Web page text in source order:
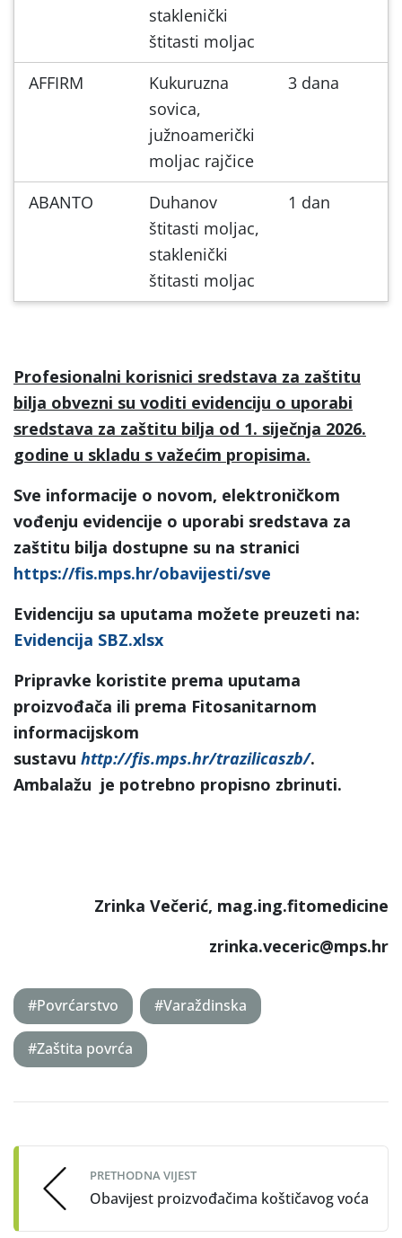
staklenički
štitasti moljac
AFFIRM
Kukuruzna
sovica,
južnoamerički
moljac rajčice
3 dana
ABANTO
Duhanov
štitasti moljac,
staklenički
štitasti moljac
1 dan
Profesionalni korisnici sredstava za zaštitu
bilja obvezni su voditi evidenciju o uporabi
sredstava za zaštitu bilja od 1. siječnja 2026.
godine u skladu s važećim propisima.
Sve informacije o novom, elektroničkom
vođenju evidencije o uporabi sredstava za
zaštitu bilja dostupne su na stranici
https://fis.mps.hr/obavijesti/sve
Evidenciju sa uputama možete preuzeti na:
Evidencija SBZ.xlsx
Pripravke koristite prema uputama
proizvođača ili prema Fitosanitarnom
informacijskom
sustavu http://fis.mps.hr/trazilicaszb/.
Ambalažu je potrebno propisno zbrinuti.
Zrinka Večerić, mag.ing.fitomedicine
zrinka.veceric@mps.hr
#Povrćarstvo #Varaždinska
#Zaštita povrća
navigation
PRETHODNA VIJEST
Obavijest proizvođačima koštičavog voća